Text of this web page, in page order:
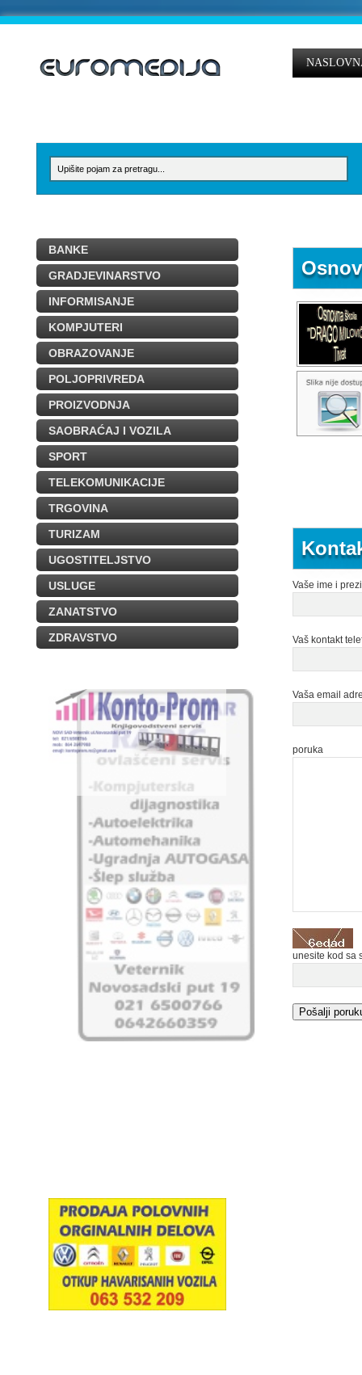
BANKE
GRADJEVINARSTVO
INFORMISANJE
KOMPJUTERI
OBRAZOVANJE
POLJOPRIVREDA
PROIZVODNJA
SAOBRAĆAJ I VOZILA
SPORT
TELEKOMUNIKACIJE
TRGOVINA
TURIZAM
UGOSTITELJSTVO
USLUGE
ZANATSTVO
ZDRAVSTVO
Vaše ime i
Vaš kontakt
Vaša email
poruka
unesite kod sa